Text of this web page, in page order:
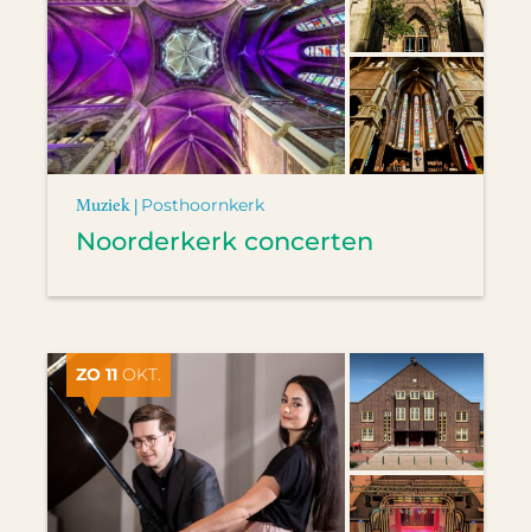
Muziek | Posthoornkerk
Noorderkerk concerten
ZO 11 OKT.